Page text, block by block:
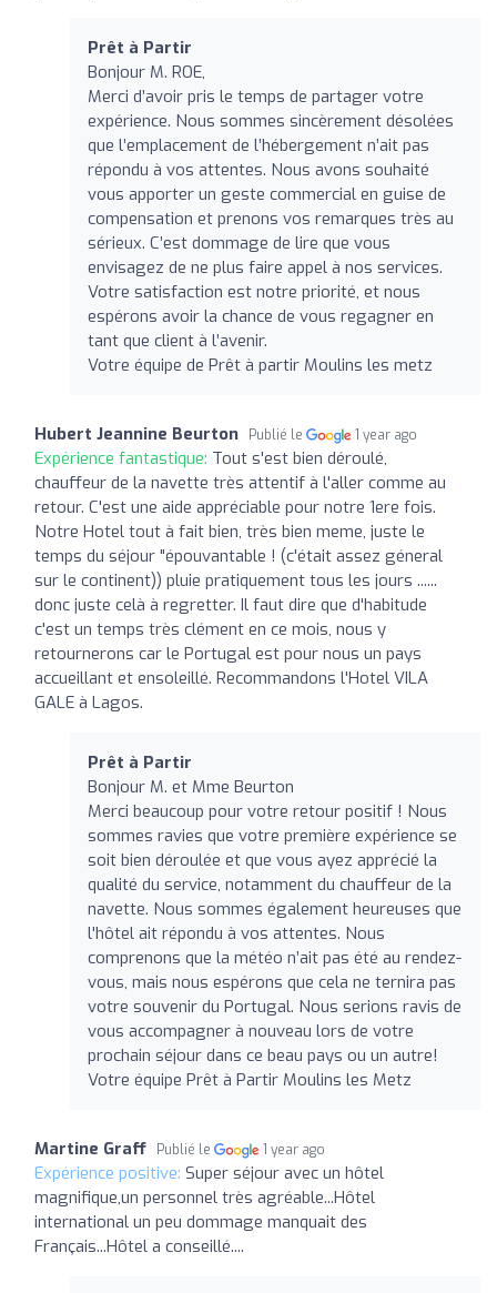
Prêt à Partir
Bonjour M. ROE,
Merci d’avoir pris le temps de partager votre
expérience. Nous sommes sincèrement désolées
que l’emplacement de l’hébergement n’ait pas
répondu à vos attentes. Nous avons souhaité
vous apporter un geste commercial en guise de
compensation et prenons vos remarques très au
sérieux. C’est dommage de lire que vous
envisagez de ne plus faire appel à nos services.
Votre satisfaction est notre priorité, et nous
espérons avoir la chance de vous regagner en
tant que client à l’avenir.
Votre équipe de Prêt à partir Moulins les metz
Hubert Jeannine Beurton Publié le 1 year ago
Expérience fantastique: Tout s'est bien déroulé,
chauffeur de la navette très attentif à l'aller comme au
retour. C'est une aide appréciable pour notre 1ere fois.
Notre Hotel tout à fait bien, très bien meme, juste le
temps du séjour "épouvantable ! (c'était assez géneral
sur le continent)) pluie pratiquement tous les jours ......
donc juste celà à regretter. Il faut dire que d'habitude
c'est un temps très clément en ce mois, nous y
retournerons car le Portugal est pour nous un pays
accueillant et ensoleillé. Recommandons l'Hotel VILA
GALE à Lagos.
Prêt à Partir
Bonjour M. et Mme Beurton
Merci beaucoup pour votre retour positif ! Nous
sommes ravies que votre première expérience se
soit bien déroulée et que vous ayez apprécié la
qualité du service, notamment du chauffeur de la
navette. Nous sommes également heureuses que
l'hôtel ait répondu à vos attentes. Nous
comprenons que la météo n’ait pas été au rendez-
vous, mais nous espérons que cela ne ternira pas
votre souvenir du Portugal. Nous serions ravis de
vous accompagner à nouveau lors de votre
prochain séjour dans ce beau pays ou un autre!
Votre équipe Prêt à Partir Moulins les Metz
Martine Graff Publié le 1 year ago
Expérience positive: Super séjour avec un hôtel
magnifique,un personnel très agréable...Hôtel
international un peu dommage manquait des
Français...Hôtel a conseillé....